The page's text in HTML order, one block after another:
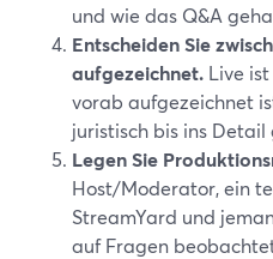
und wie das Q&A
Entscheiden Sie
aufgezeichnet. Live
vorab aufgezeichnet
juristisch bis ins
Legen Sie
Host/Moderator, ein
StreamYard und
auf Fragen